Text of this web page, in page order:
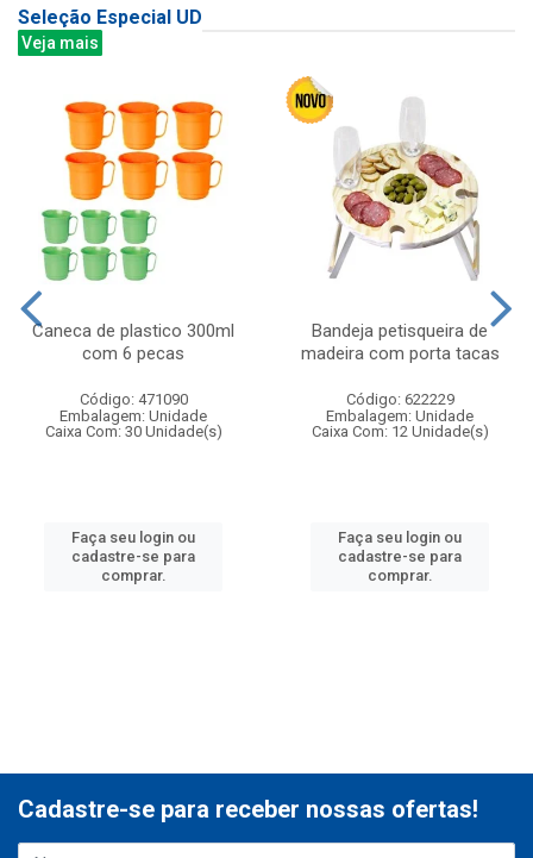
Seleção Especial UD
Veja mais
Caneca de plastico 300ml
com 6 pecas
Código: 471090
Embalagem: Unidade
Caixa Com: 30 Unidade(s)
Faça seu login ou
cadastre-se para
comprar.
Bandeja petisqueira de
madeira com porta tacas
Código: 622229
Embalagem: Unidade
Caixa Com: 12 Unidade(s)
Faça seu login ou
cadastre-se para
comprar.
Cadastre-se para receber nossas ofertas!